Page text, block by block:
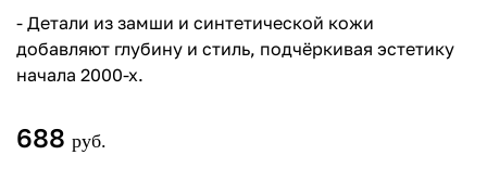
- Детали из замши и синтетической кожи
добавляют глубину и стиль, подчёркивая эстетику
начала 2000-х.
688 руб.